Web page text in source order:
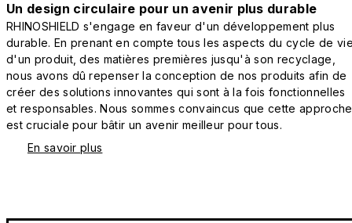
Un design circulaire pour un avenir plus durable
RHINOSHIELD s'engage en faveur d'un développement plus
durable. En prenant en compte tous les aspects du cycle de
d'un produit, des matières premières jusqu'à son recyclage,
nous avons dû repenser la conception de nos produits afin de
créer des solutions innovantes qui sont à la fois fonctionnelles
et responsables. Nous sommes convaincus que cette approche
est cruciale pour bâtir un avenir meilleur pour tous.
En savoir plus